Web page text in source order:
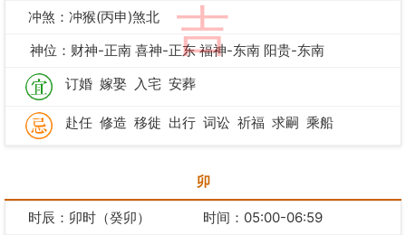
吉
冲煞：冲猴(丙申)煞北
神位：财神-正南 喜神-正东 福神-东南 阳贵-东南
订婚 嫁娶 入宅 安葬
赴任 修造 移徙 出行 词讼 祈福 求嗣 乘船
卯
时辰：卯时（癸卯）
时间：05:00-06:59